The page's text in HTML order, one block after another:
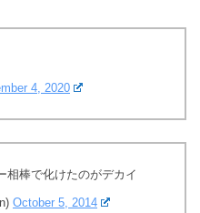
4, 2020
相棒で化けたのがデカイ
October 5, 2014